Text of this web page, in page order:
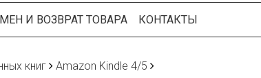
И ВОЗВРАТ ТОВАРА КОНТАКТЫ
книг Amazon Kindle 4/5